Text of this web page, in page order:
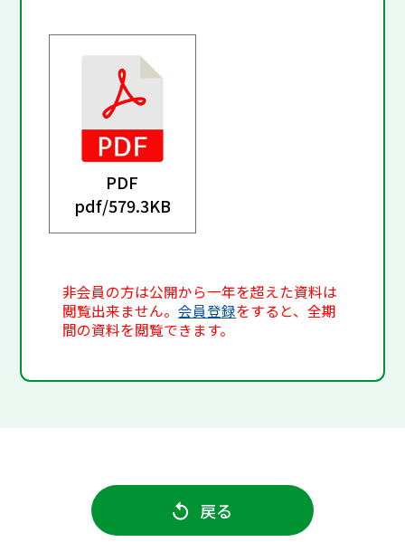
PDF
pdf/579.3KB
非会員の方は公開から一年を超えた資料は
閲覧出来ません。会員登録をすると、全期
間の資料を閲覧できます。
戻る